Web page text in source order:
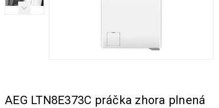
AEG LTN8E373C práčka zhora plnená